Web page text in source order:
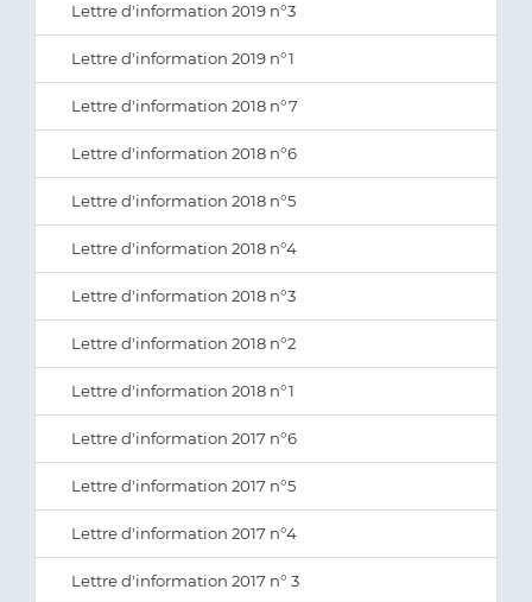
Lettre d'information 2019 n°3
Lettre d'information 2019 n°1
Lettre d'information 2018 n°7
Lettre d'information 2018 n°6
Lettre d'information 2018 n°5
Lettre d'information 2018 n°4
Lettre d'information 2018 n°3
Lettre d'information 2018 n°2
Lettre d'information 2018 n°1
Lettre d'information 2017 n°6
Lettre d'information 2017 n°5
Lettre d'information 2017 n°4
Lettre d'information 2017 n° 3